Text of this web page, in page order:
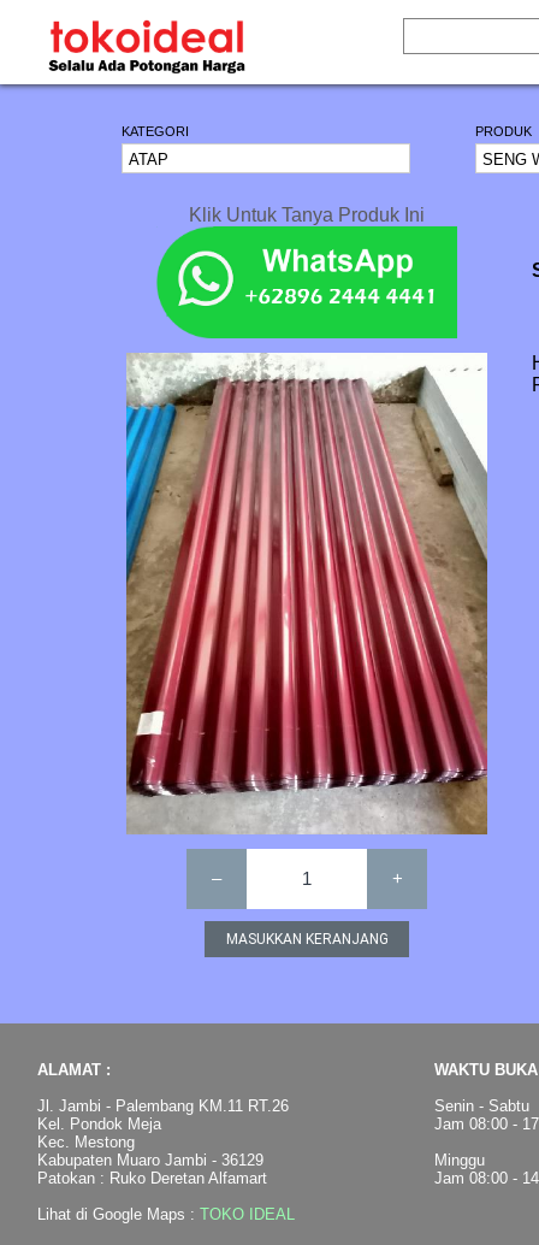
KATEGORI PRODUK
Klik Untuk Tanya Produk Ini
– 1 +
ALAMAT :
Jl. Jambi - Palembang KM.11 RT.26
Kel. Pondok Meja
Kec. Mestong
Kabupaten Muaro Jambi - 36129
Patokan : Ruko Deretan Alfamart
Lihat di Google Maps : TOKO IDEAL
WAKTU
Senin - Sabtu
Jam 08:00 -
Minggu
Jam 08:00 -